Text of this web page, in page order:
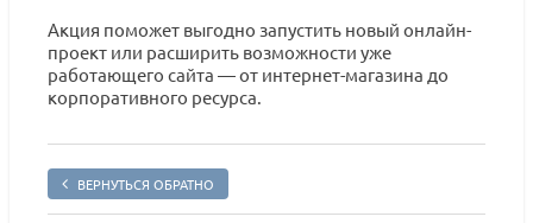
Акция поможет выгодно запустить новый онлайн-
проект или расширить возможности уже
работающего сайта — от интернет-магазина до
корпоративного ресурса.
ВЕРНУТЬСЯ ОБРАТНО